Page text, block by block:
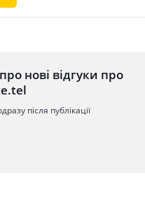
нові відгуки про
після публікації